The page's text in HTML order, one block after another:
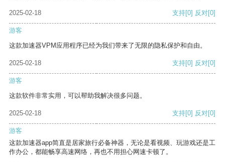
2025-02-18 支持[0] 反对[0]
游客
这款加速器VPM应用程序已经为我们带来了无限的隐私保护和自由。
2025-02-18 支持[0] 反对[0]
游客
这款软件非常实用，可以帮助我解决很多问题。
2025-02-18 支持[0] 反对[0]
游客
这款加速器app简直是居家旅行必备神器，无论是看视频、玩游戏还是工
作办公，都能畅享高速网络，再也不用担心网速卡顿了。